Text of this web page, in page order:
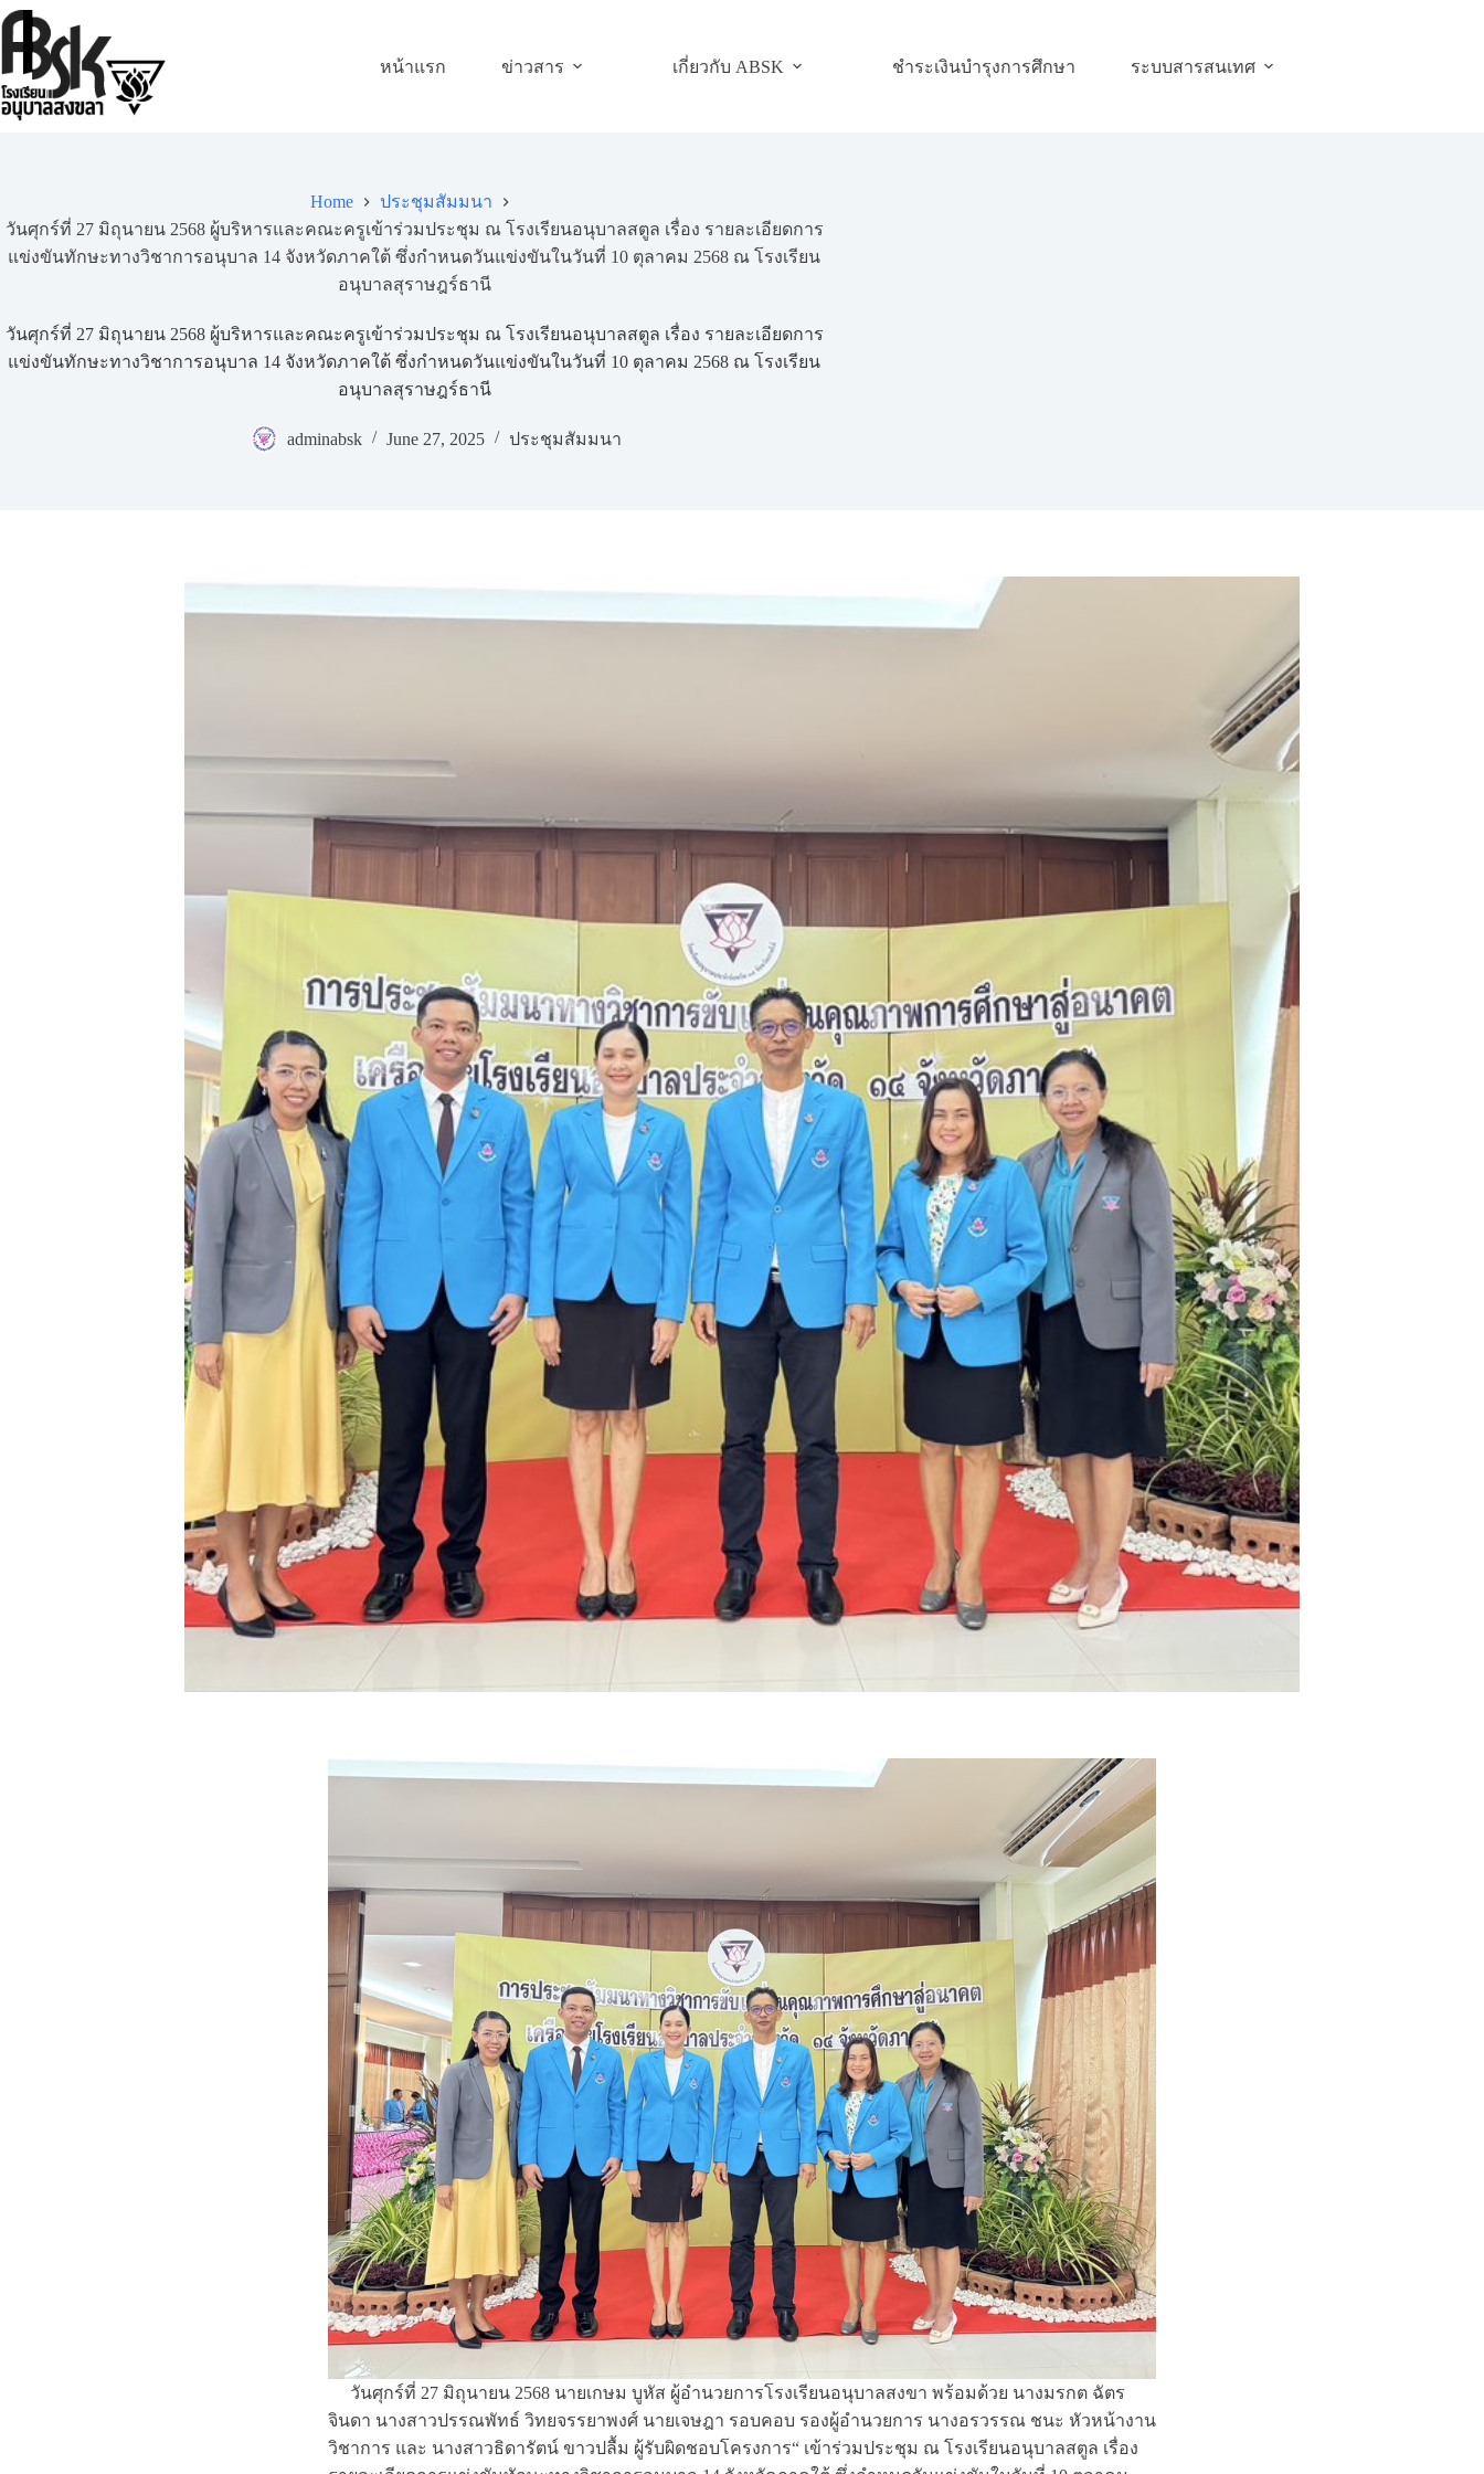
หน้าแรก ข่าวสาร เกี่ยวกับ ABSK ชำระเงินบำรุงการศึกษา ระบบสารสนเทศ
Home
ประชุมสัมมนา
วันศุกร์ที่ 27 มิถุนายน 2568 ผู้บริหารและคณะครูเข้าร่วมประชุม ณ โรงเรียนอนุบาลสตูล เรื่อง รายละเอียดการ
แข่งขันทักษะทางวิชาการอนุบาล 14 จังหวัดภาคใต้ ซึ่งกำหนดวันแข่งขันในวันที่ 10 ตุลาคม 2568 ณ โรงเรียน
อนุบาลสุราษฎร์ธานี
วันศุกร์ที่ 27 มิถุนายน 2568 ผู้บริหารและคณะครูเข้าร่วมประชุม ณ โรงเรียนอนุบาลสตูล เรื่อง รายละเอียดการ
แข่งขันทักษะทางวิชาการอนุบาล 14 จังหวัดภาคใต้ ซึ่งกำหนดวันแข่งขันในวันที่ 10 ตุลาคม 2568 ณ โรงเรียน
อนุบาลสุราษฎร์ธานี
adminabsk June 27, 2025 ประชุมสัมมนา
วันศุกร์ที่ 27 มิถุนายน 2568 นายเกษม บูหัส ผู้อำนวยการโรงเรียนอนุบาลสงขา พร้อมด้วย นางมรกต ฉัตร
จินดา นางสาวปรรณพัทธ์ วิทยจรรยาพงศ์ นายเจษฎา รอบคอบ รองผู้อำนวยการ นางอรวรรณ ชนะ หัวหน้างาน
วิชาการ และ นางสาวธิดารัตน์ ขาวปลื้ม ผู้รับผิดชอบโครงการ“ เข้าร่วมประชุม ณ โรงเรียนอนุบาลสตูล เรื่อง